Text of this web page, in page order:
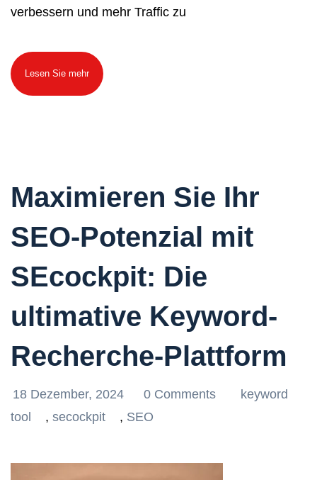
verbessern und mehr Traffic zu
Lesen Sie mehr
Maximieren Sie Ihr
SEO-Potenzial mit
SEcockpit: Die
ultimative Keyword-
Recherche-Plattform
18 Dezember, 2024 0 Comments
keyword
tool
, secockpit , SEO